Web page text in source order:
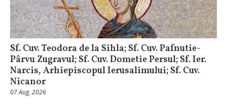
Sf. Cuv. Teodora de la Sihla; Sf. Cuv. Pafnutie-
Pârvu Zugravul; Sf. Cuv. Dometie Persul; Sf. Ier.
Narcis, Arhiepiscopul Ierusalimului; Sf. Cuv.
Nicanor
07 Aug, 2026